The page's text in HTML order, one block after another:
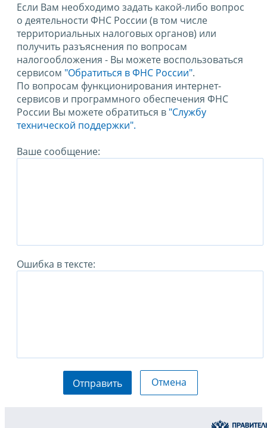
Если Вам необходимо задать какой-либо вопрос
о деятельности ФНС России (в том числе
территориальных налоговых органов) или
получить разъяснения по вопросам
налогообложения - Вы можете воспользоваться
сервисом "Обратиться в ФНС России".
По вопросам функционирования интернет-
сервисов и программного обеспечения ФНС
России Вы можете обратиться в "Службу
технической поддержки".
Ваше сообщение:
Ошибка в тексте:
Отправить Отмена